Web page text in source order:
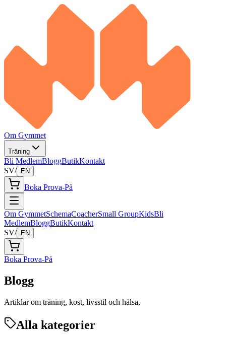
Om Gymmet
Träning
Bli MedlemBloggButikKontakt
SV/ EN
Boka Prova-På
Om GymmetSchemaCoacherSmall GroupKidsBli
MedlemBloggButikKontakt
SV/ EN
Boka Prova-På
Blogg
Artiklar om träning, kost, livsstil och hälsa.
Alla kategorier